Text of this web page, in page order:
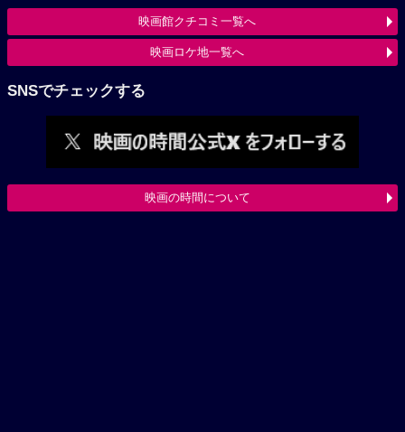
映画館クチコミ一覧へ
映画ロケ地一覧へ
SNSでチェックする
映画の時間について